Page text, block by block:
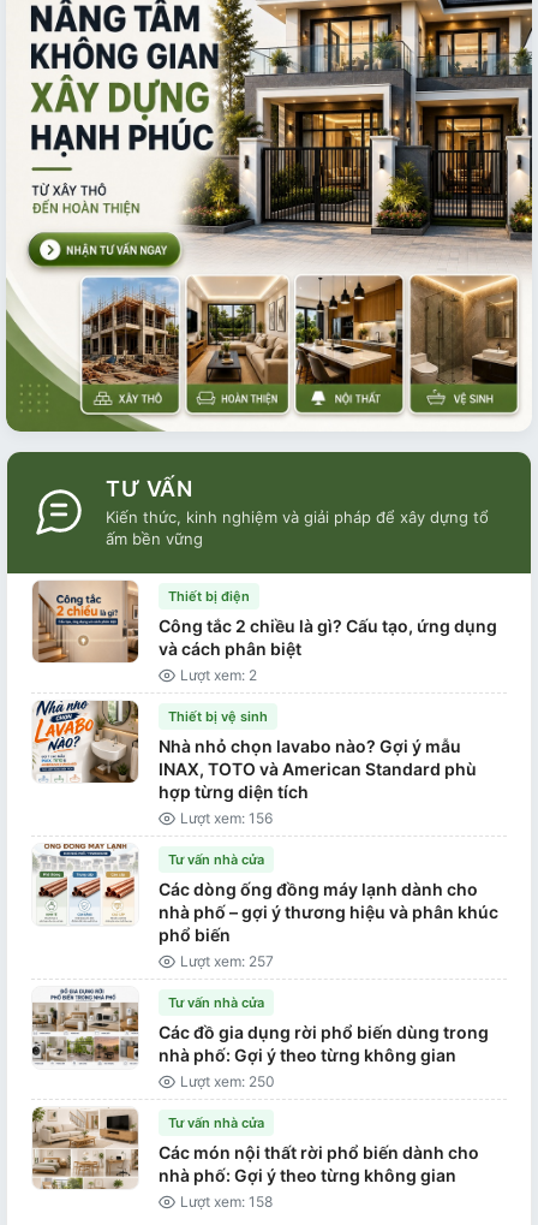
TƯ VẤN
Kiến thức, kinh nghiệm và giải pháp để xây dựng tổ
ấm bền vững
Thiết bị điện
Công tắc 2 chiều là gì? Cấu tạo, ứng dụng
và cách phân biệt
Lượt xem: 2
Thiết bị vệ sinh
Nhà nhỏ chọn lavabo nào? Gợi ý mẫu
INAX, TOTO và American Standard phù
hợp từng diện tích
Lượt xem: 156
Tư vấn nhà cửa
Các dòng ống đồng máy lạnh dành cho
nhà phố – gợi ý thương hiệu và phân khúc
phổ biến
Lượt xem: 257
Tư vấn nhà cửa
Các đồ gia dụng rời phổ biến dùng trong
nhà phố: Gợi ý theo từng không gian
Lượt xem: 250
Tư vấn nhà cửa
Các món nội thất rời phổ biến dành cho
nhà phố: Gợi ý theo từng không gian
Lượt xem: 158